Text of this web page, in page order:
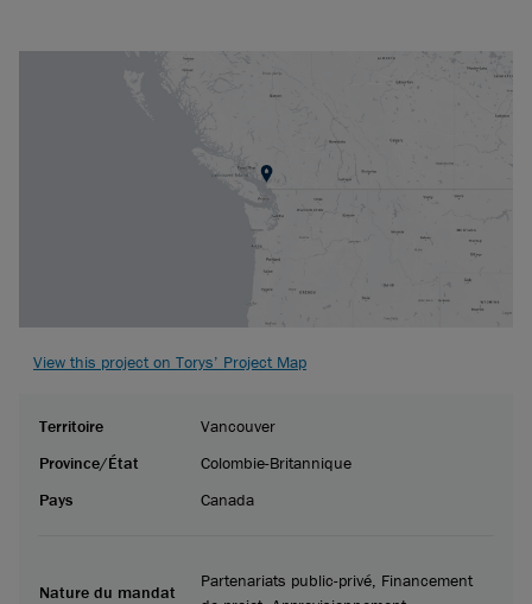
View this project on Torys’ Project Map
Territoire
Vancouver
Province/État
Colombie-Britannique
Pays
Canada
Nature du mandat
Partenariats public-privé, Financement